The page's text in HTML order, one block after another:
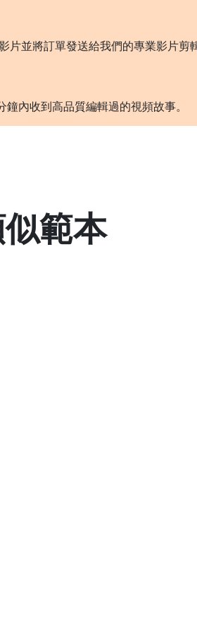
片並將訂單發送給我們的專業影片剪
鐘內收到高品質編輯過的視頻故事。
範本